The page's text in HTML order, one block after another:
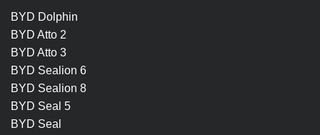
BYD Dolphin
BYD Atto 2
BYD Atto 3
BYD Sealion 6
BYD Sealion 8
BYD Seal 5
BYD Seal